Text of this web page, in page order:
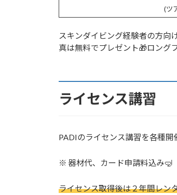
(ツ
スキンダイビング経験者の方
真は無料でプレゼント🎁ロング
ライセンス講習
PADIのライセンス講習を各種
※ 器材代、カード申請料込み🤿
ライセンス取得後は２年間レン